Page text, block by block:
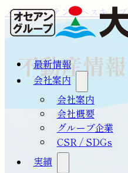
メインコンテンツへスキップ
最新情報
会社案内
会社案内
会社概要
グループ企業
CSR / SDGs
実績
不動産情報